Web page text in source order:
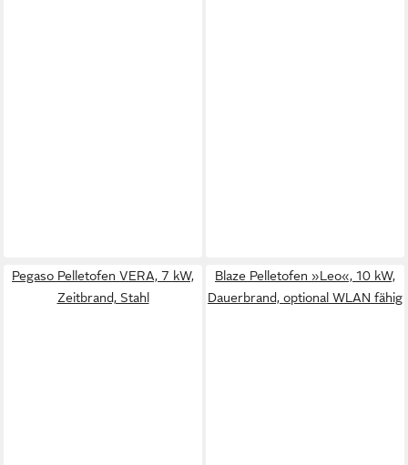
Pegaso Pelletofen VERA, 7 kW,
Zeitbrand, Stahl
Blaze Pelletofen »Leo«, 10 kW,
Dauerbrand, optional WLAN fähig